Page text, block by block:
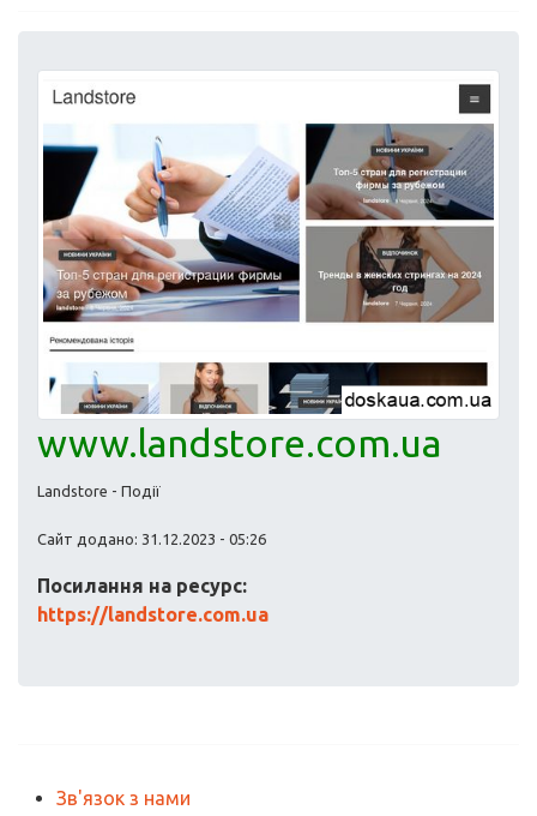
www.landstore.com.ua
Landstore - Події
Сайт додано: 31.12.2023 - 05:26
Посилання на ресурс:
https://landstore.com.ua
Зв'язок з нами